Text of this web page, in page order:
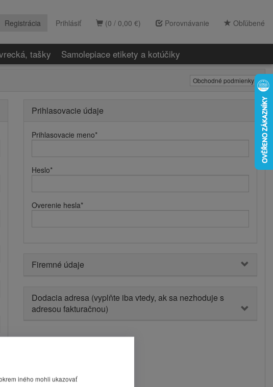
(0 / 0,00 €) Porovnávanie Obľúbené
Registrácia Prihlásiť
tašky Samolepiace etikety a kotúčiky
Obchodné podmienky
Prihlasovacie údaje
Prihlasovacie meno*
Heslo*
Overenie hesla*
Firemné údaje
Dodacia adresa (vyplňte iba vtedy, ak sa nezhoduje s
adresou fakturačnou)
iného mohli ukazovať